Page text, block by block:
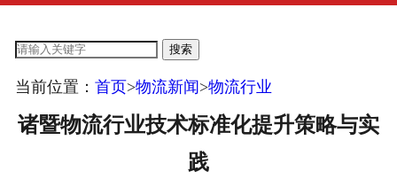
联系我们
搜索
当前位置： 首页>物流新闻 >物流行业
诸暨物流行业技术标准化提升策略与实
践